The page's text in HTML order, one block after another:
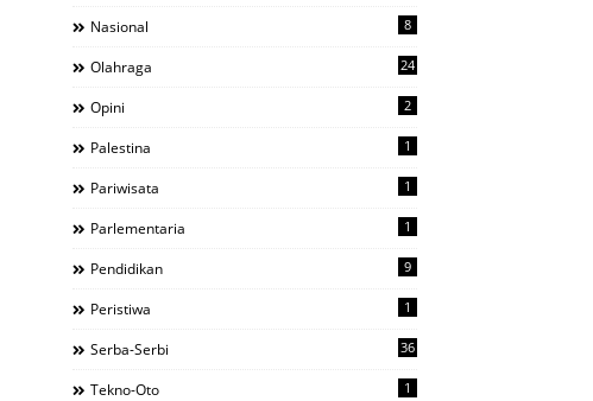
Nasional 8
Olahraga 24
Opini 2
Palestina 1
Pariwisata 1
Parlementaria 1
Pendidikan 9
Peristiwa 1
Serba-Serbi 36
Tekno-Oto 1